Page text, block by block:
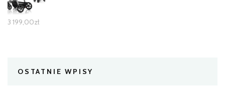
3 199,00zł
OSTATNIE WPISY